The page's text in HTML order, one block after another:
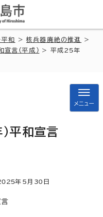
平和 >核兵器廃絶の推進
>
宣言（平成）
> 平成25年
メニュー
平和宣言
年5月 30 日
言